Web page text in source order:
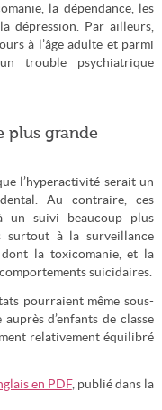
la dépendance, les
dépression. Par ailleurs,
à l’âge adulte et parmi
trouble psychiatrique
plus grande
l’hyperactivité serait un
Au contraire, ces
un suivi beaucoup plus
surtout à la surveillance
la toxicomanie, et la
suicidaires.
pourraient même sous-
d’enfants de classe
relativement équilibré
en PDF, publié dans la